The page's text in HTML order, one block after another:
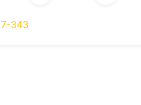
343